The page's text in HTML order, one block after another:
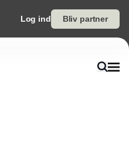
Log ind Bliv partner